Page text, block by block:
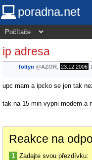
poradna.net
ip adresa
foltyn @AZOR 23.12.2006
upc mam a ipcko se jen tak
tak na 15 min vypni modem a
Reakce na
1 Zadajte svou přezdívku: